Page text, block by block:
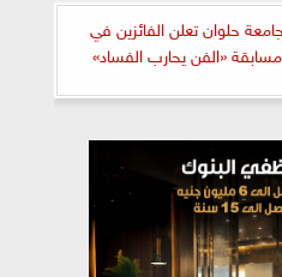
جامعة حلوان تعلن الفائزين في
مسابقة «الفن يحارب الفساد»